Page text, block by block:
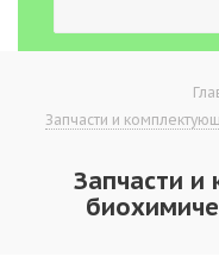
Запчасти и
Запчасти